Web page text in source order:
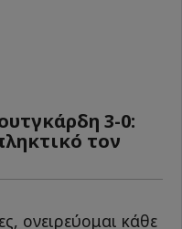
3-0:
τον